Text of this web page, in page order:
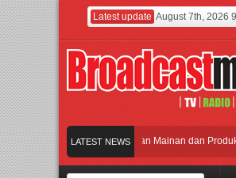
Latest update August 7th, 2026
LATEST NEWS
Jakarta dengan Ribuan Mainan dan Produk
Gerbang Inovasi dan Peluang Bisnis Industri Gifts